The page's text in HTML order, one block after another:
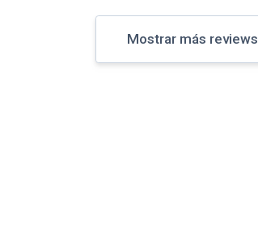
Mostrar más reviews